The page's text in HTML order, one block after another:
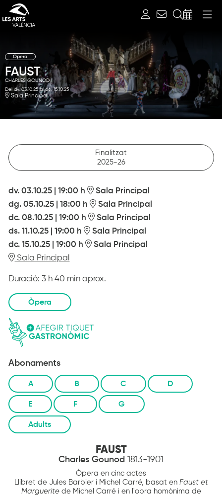
Òpera
FAUST
CHARLES GOUNOD
Del dv. 03.10.25al dc. 15.10.25
Sala Principal
Finalitzat
2025-26
dv. 03.10.25| 19:00 h
Sala Principal
dg. 05.10.25| 18:00 h
Sala Principal
dc. 08.10.25| 19:00 h
Sala Principal
ds. 11.10.25| 19:00 h
Sala Principal
dc. 15.10.25| 19:00 h
Sala Principal
Sala Principal
Duració: 3 h 40 min aprox.
Òpera
Abonaments
A B C D
E F G
Adults
FAUST
Charles Gounod 1813-1901
Òpera en cinc actes
Llibret de Jules Barbier i Michel Carré, basat en Faust et
Margueritede Michel Carré i en l'obra homònima de